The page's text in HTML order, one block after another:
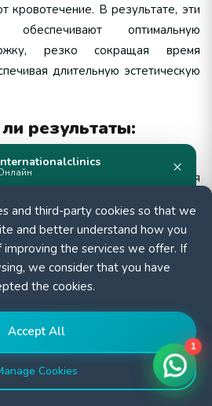
кровотечение. В результате, эти
оптимальную
резко сокращая время
длительную эстетическую
результаты:
в Турции?
обычно являются
могут происходить
изменения. (Согласно
жизни сильно поддерживает
тканей).
которое длится всю
1
×
помощь?
в WhatsApp — ответим
and third-party cookies so that we
and better understand how you
the services we offer. If
we consider that you have
the cookies.
Accept All
Cookies